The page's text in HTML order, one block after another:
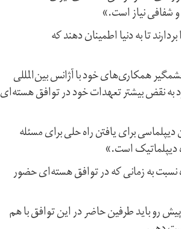
شفافی نیاز است.»
تا به دنیا اطمینان دهند که
همکاری‌های خود با آژانس بین‌المللی
به نقض بیشتر تعهدات خود در توافق هسته‌ای
برای یافتن راه حلی برای مسئله
دیپلماتیک است.»
نسبت به زمانی که در توافق هسته‌ای حضور
رو باید طرفین حاضر در این توافق با هم